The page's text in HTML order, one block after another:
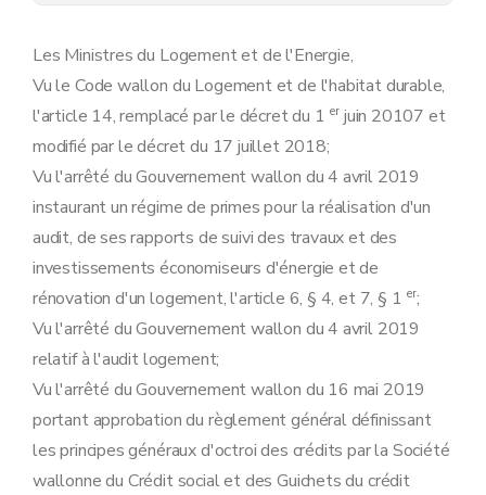
Art. 11
Sous-section 5
Les travaux de nature à éliminer le radon
Art. 12
Section 4 L'appropriation de l'installation électrique et de gaz
Art. 13
Art. 14
Section 5 Les investissements relatifs à l'amélioration de la performance énergétique de l'enveloppe
Sous-section 1 re
L'isolation du toit, des murs et du sol
Art. 15
Sous-section 2 Le remplacement des menuiseries ou des vitrages
Art. 16
Section 6 Les systèmes
Sous-section 1 re Les systèmes de production de chaleur et d'eau chaude sanitaire
Art. 17
Art. 18
Art. 19
Art. 20
Sous-section 2 Les systèmes de ventilation
Art. 21
Art. 21/1
Art. 21/2
Sous-section 3 (L'augmentation des rendements de production, de distribution, de stockage et d'émission des installations de chauffage - AM du 29 juin 2023, art. 22)
Les Ministres du Logement et de l'Energie,
Vu le Code wallon du Logement et de l'habitat durable,
l'article 14, remplacé par le décret du 1 er juin 20107 et
modifié par le décret du 17 juillet 2018;
Vu l'arrêté du Gouvernement wallon du 4 avril 2019
instaurant un régime de primes pour la réalisation d'un
audit, de ses rapports de suivi des travaux et des
investissements économiseurs d'énergie et de
rénovation d'un logement, l'article 6, § 4, et 7, § 1 er;
Vu l'arrêté du Gouvernement wallon du 4 avril 2019
relatif à l'audit logement;
Vu l'arrêté du Gouvernement wallon du 16 mai 2019
portant approbation du règlement général définissant
les principes généraux d'octroi des crédits par la Société
wallonne du Crédit social et des Guichets du crédit